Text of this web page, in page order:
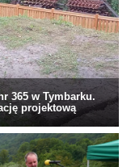
365 w Tymbarku.
projektową